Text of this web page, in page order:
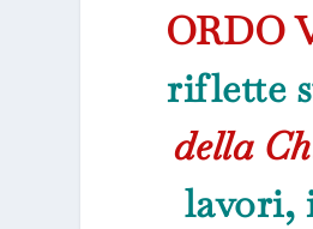
ORDO
riflette
della
lavori,